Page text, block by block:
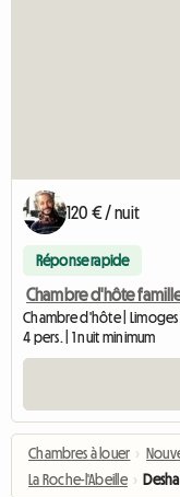
120 € / nuit
Réponse rapide
Chambre d'hôte
Chambre d'hôte |
4 pers. | 1 nuit minimum
Chambres à louer ›
La Roche-l'Abeille ›